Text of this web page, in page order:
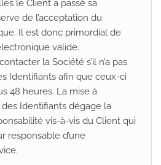
le Client a passé sa
de l’acceptation du
Il est donc primordial de
valide.
la Société s’il n’a pas
Identifiants afin que ceux-ci
48 heures. La mise à
Identifiants dégage la
vis-à-vis du Client qui
responsable d’une